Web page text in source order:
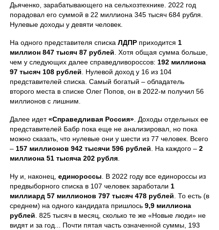
Дьяченко, зарабатывающего на сельхозтехнике. 2022 год
порадовал его суммой в 22 миллиона 345 тысяч 684 рубля.
Нулевые доходы у девяти человек.
На одного представителя списка ЛДПР приходится 1
миллион 847 тысяч 87 рублей . Хотя общая сумма больше,
чем у следующих далее справедливороссов: 192 миллиона
97 тысяч 108 рублей . Нулевой доход у 16 из 104
представителей списка. Самый богатый – обладатель
второго места в списке Олег Попов, он в 2022-м получил 56
миллионов с лишним.
Далее идет«Справедливая Россия» . Доходы отдельных ее
представителей Бабр пока еще не анализировал, но пока
можно сказать, что нулевые они у шести из 77 человек. Всего
– 157 миллионов 942 тысячи 596 рублей . На каждого – 2
миллиона 51 тысяча 202 рубля
Ну и, наконец, единороссы . В 2022 году все единороссы из
предвыборного списка в 107 человек заработали 1
миллиард 57 миллионов 797 тысяч 478 рублей . То есть (в
среднем) на одного кандидата пришлось 9,9 миллиона
рублей . 825 тысяч в месяц, сколько те же «Новые люди» не
видят и за год... Почти пятая часть означенной суммы, 193